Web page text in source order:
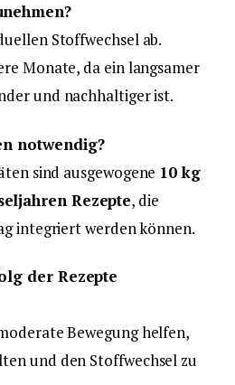
Stoffwechsel ab.
Monate, da ein langsamer
und nachhaltiger ist.
notwendig?
sind ausgewogene 10 kg
Rezepte, die
integriert werden können.
der Rezepte
Bewegung helfen,
und den Stoffwechsel zu